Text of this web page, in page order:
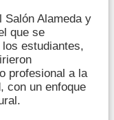
Salón Alameda y
que se
estudiantes,
profesional a la
con un enfoque